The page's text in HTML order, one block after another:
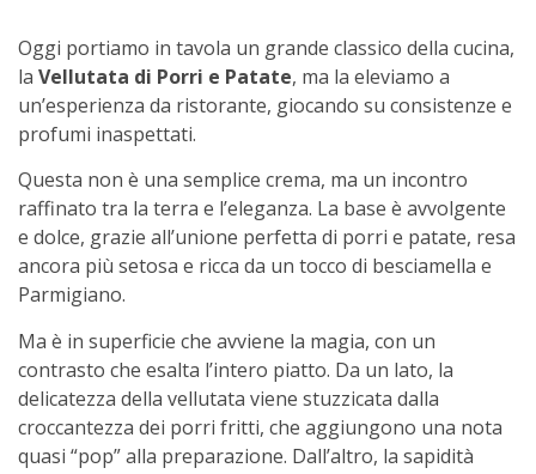
Oggi portiamo in tavola un grande classico della cucina,
la Vellutata di Porri e Patate, ma la eleviamo a
un’esperienza da ristorante, giocando su consistenze e
profumi inaspettati.
Questa non è una semplice crema, ma un incontro
raffinato tra la terra e l’eleganza. La base è avvolgente
e dolce, grazie all’unione perfetta di porri e patate, resa
ancora più setosa e ricca da un tocco di besciamella e
Parmigiano.
Ma è in superficie che avviene la magia, con un
contrasto che esalta l’intero piatto. Da un lato, la
delicatezza della vellutata viene stuzzicata dalla
croccantezza dei porri fritti, che aggiungono una nota
quasi “pop” alla preparazione. Dall’altro, la sapidità